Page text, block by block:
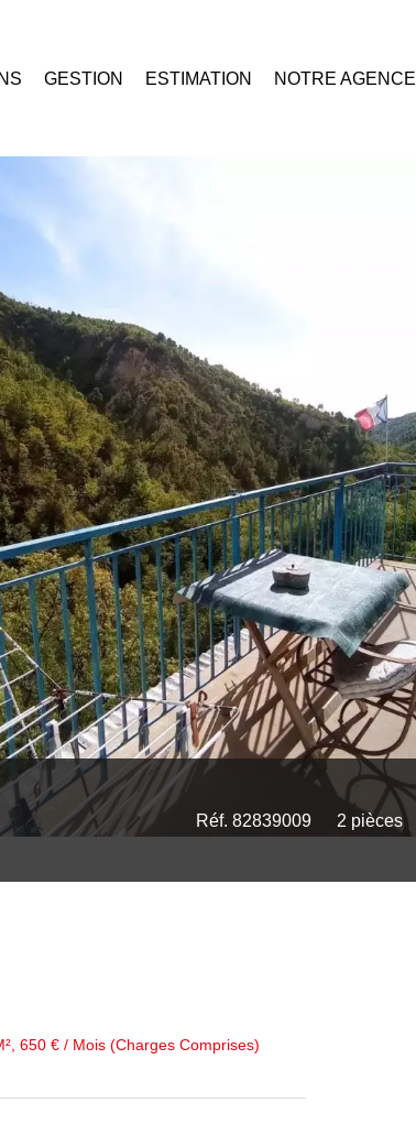
GESTION ESTIMATION NOTRE AGENCE
Réf. 82839009 2 pièces
650 € / Mois (Charges Comprises)